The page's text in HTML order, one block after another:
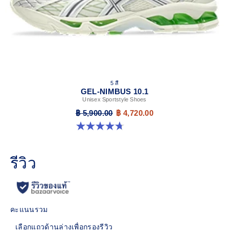
5 สี
GEL-NIMBUS 10.1
Unisex Sportstyle Shoes
฿ 5,900.00 ฿ 4,720.00
4.7 จาก 5 ดาว 306 รีวิว